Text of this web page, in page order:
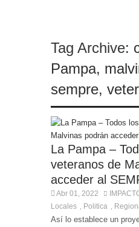
Ciudad en el Conurbano:
vamos a
A un año del caso del
Tag Archive:
Pampa,
sempre,
La Pampa –
veteranos de
acceder al
Abr 01, 2022
Locales
Politica
Así lo establece un